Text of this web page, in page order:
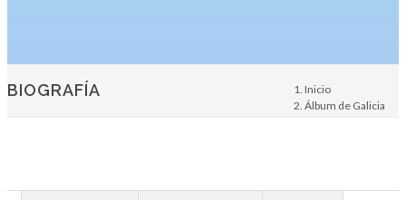
BIOGRAFÍA
Inicio
Álbum de Galicia